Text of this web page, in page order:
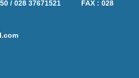
/ 028 37671521 FAX :028